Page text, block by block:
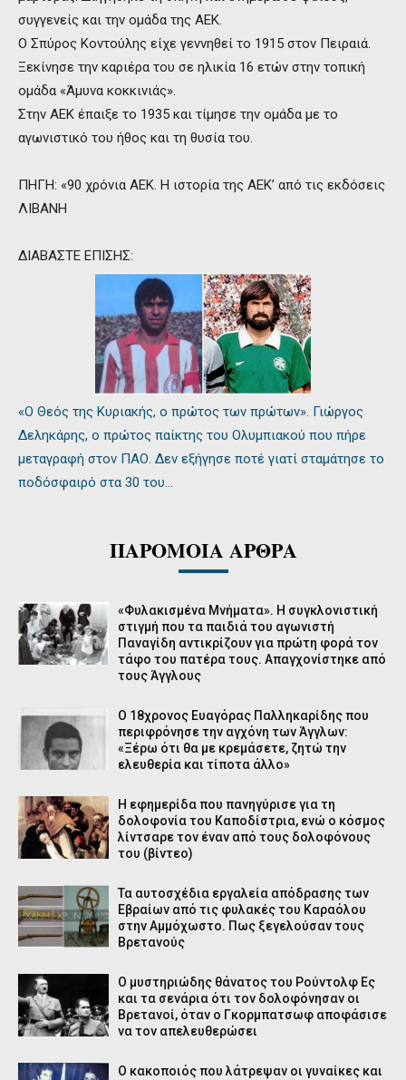
συγγενείς και την ομάδα της ΑΕΚ.
Ο Σπύρος Κοντούλης είχε γεννηθεί το 1915 στον Πειραιά.
Ξεκίνησε την καριέρα του σε ηλικία 16 ετών στην τοπική
ομάδα «Άμυνα κοκκινιάς».
Στην ΑΕΚ έπαιξε το 1935 και τίμησε την ομάδα με το
αγωνιστικό του ήθος και τη θυσία του.
ΠΗΓΗ: «90 χρόνια ΑΕΚ. Η ιστορία της ΑΕΚ’ από τις εκδόσεις
ΛΙΒΑΝΗ
ΔΙΑΒΑΣΤΕ ΕΠΙΣΗΣ:
«Ο Θεός της Κυριακής, ο πρώτος των πρώτων». Γιώργος
Δεληκάρης, ο πρώτος παίκτης του Ολυμπιακού που πήρε
μεταγραφή στον ΠΑΟ. Δεν εξήγησε ποτέ γιατί σταμάτησε το
ποδόσφαιρό στα 30 του…
ΠΑΡΟΜΟΙΑ ΑΡΘΡΑ
«Φυλακισμένα Μνήματα». Η συγκλονιστική
στιγμή που τα παιδιά του αγωνιστή
Παναγίδη αντικρίζουν για πρώτη φορά τον
τάφο του πατέρα τους. Απαγχονίστηκε από
τους Άγγλους
O 18χρονος Ευαγόρας Παλληκαρίδης που
περιφρόνησε την αγχόνη των Άγγλων:
«Ξέρω ότι θα με κρεμάσετε, ζητώ την
ελευθερία και τίποτα άλλο»
Η εφημερίδα που πανηγύρισε για τη
δολοφονία του Καποδίστρια, ενώ ο κόσμος
λίντσαρε τον έναν από τους δολοφόνους
του (βίντεο)
Τα αυτοσχέδια εργαλεία απόδρασης των
Εβραίων από τις φυλακές του Καραόλου
στην Αμμόχωστο. Πως ξεγελούσαν τους
Βρετανούς
Ο μυστηριώδης θάνατος του Ρούντολφ Ες
και τα σενάρια ότι τον δολοφόνησαν οι
Bρετανοί, όταν ο Γκορμπατσωφ αποφάσισε
να τον απελευθερώσει
Ο κακοποιός που λάτρεψαν οι γυναίκες και